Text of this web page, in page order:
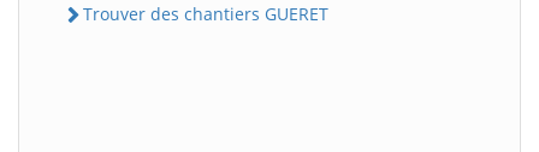
Trouver des chantiers GUERET